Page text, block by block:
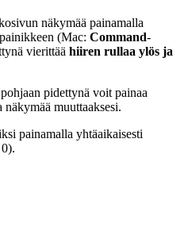
näkymää painamalla
(Mac: Command-
vierittää hiiren rullaa ylös ja
pidettynä voit painaa
muuttaaksesi.
painamalla yhtäaikaisesti